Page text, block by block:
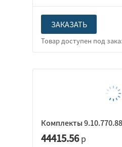
ЗАКАЗАТЬ
Комплекты
44415.56р